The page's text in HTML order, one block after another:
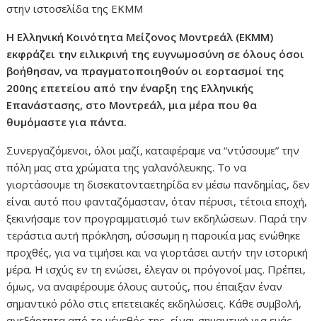
στην ιστοσελίδα της ΕΚΜΜ
Η Ελληνική Κοινότητα Μείζονος Μοντρεάλ (ΕΚΜΜ)
εκφράζει την ειλικρινή της ευγνωμοσύνη σε όλους όσοι
βοήθησαν, να πραγματοποιηθούν οι εορτασμοί της
200ης επετείου από την έναρξη της Ελληνικής
Επανάστασης, στο Μοντρεάλ, μια μέρα που θα
θυμόμαστε για πάντα.
Συνεργαζόμενοι, όλοι μαζί, καταφέραμε να “ντύσουμε” την
πόλη μας στα χρώματα της γαλανόλευκης. Το να
γιορτάσουμε τη δισεκατονταετηρίδα εν μέσω πανδημίας, δεν
είναι αυτό που φανταζόμασταν, όταν πέρυσι, τέτοια εποχή,
ξεκινήσαμε τον προγραμματισμό των εκδηλώσεων. Παρά την
τεράστια αυτή πρόκληση, σύσσωμη η παροικία μας ενώθηκε
προχθές, για να τιμήσει και να γιορτάσει αυτήν την ιστορική
μέρα. Η ισχύς εν τη ενώσει, έλεγαν οι πρόγονοί μας. Πρέπει,
όμως, να αναφέρουμε όλους αυτούς, που έπαιξαν έναν
σημαντικό ρόλο στις επετειακές εκδηλώσεις. Κάθε συμβολή,